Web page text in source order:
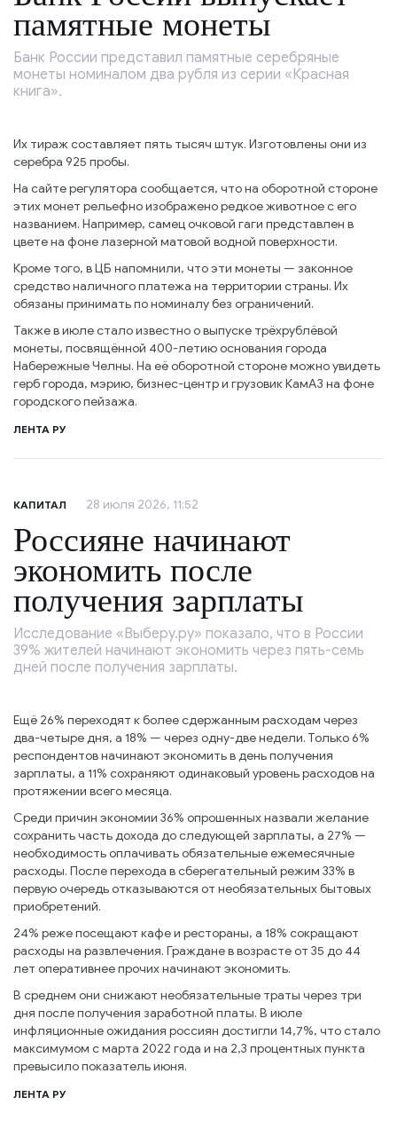
памятные монеты
Банк России представил памятные серебряные
монеты номиналом два рубля из серии «Красная
книга».
Их тираж составляет пять тысяч штук. Изготовлены они из
серебра 925 пробы.
На сайте регулятора сообщается, что на оборотной стороне
этих монет рельефно изображено редкое животное с его
названием. Например, самец очковой гаги представлен в
цвете на фоне лазерной матовой водной поверхности.
Кроме того, в ЦБ напомнили, что эти монеты — законное
средство наличного платежа на территории страны. Их
обязаны принимать по номиналу без ограничений.
Также в июле стало известно о выпуске трёхрублёвой
монеты, посвящённой 400-летию основания города
Набережные Челны. На её оборотной стороне можно увидеть
герб города, мэрию, бизнес-центр и грузовик КамАЗ на фоне
городского пейзажа.
ЛЕНТА РУ
КАПИТАЛ 28 июля 2026, 11:52
Россияне начинают
экономить после
получения зарплаты
Исследование «Выберу.ру» показало, что в России
39% жителей начинают экономить через пять-семь
дней после получения зарплаты.
Ещё 26% переходят к более сдержанным расходам через
два-четыре дня, а 18% — через одну-две недели. Только 6%
респондентов начинают экономить в день получения
зарплаты, а 11% сохраняют одинаковый уровень расходов на
протяжении всего месяца.
Среди причин экономии 36% опрошенных назвали желание
сохранить часть дохода до следующей зарплаты, а 27% —
необходимость оплачивать обязательные ежемесячные
расходы. После перехода в сберегательный режим 33% в
первую очередь отказываются от необязательных бытовых
приобретений.
24% реже посещают кафе и рестораны, а 18% сокращают
расходы на развлечения. Граждане в возрасте от 35 до 44
лет оперативнее прочих начинают экономить.
В среднем они снижают необязательные траты через три
дня после получения заработной платы. В июле
инфляционные ожидания россиян достигли 14,7%, что стало
максимумом с марта 2022 года и на 2,3 процентных пункта
превысило показатель июня.
ЛЕНТА РУ